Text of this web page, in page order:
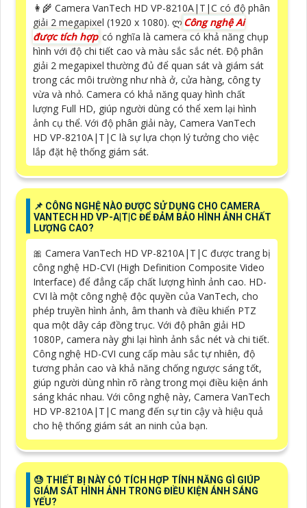
👩‍🌾 Camera VanTech HD VP-8210A|T|C có độ phân
giải 2 megapixel (1920 x 1080). ლCông nghệ Ai
được tích hợp có nghĩa là camera có khả năng chụp
hình với độ chi tiết cao và màu sắc sắc nét. Độ phân
giải 2 megapixel thường đủ để quan sát và giám sát
trong các môi trường như nhà ở, cửa hàng, công ty
vừa và nhỏ. Camera có khả năng quay hình chất
lượng Full HD, giúp người dùng có thể xem lại hình
ảnh cụ thể. Với độ phân giải này, Camera VanTech
HD VP-8210A|T|C là sự lựa chọn lý tưởng cho việc
lắp đặt hệ thống giám sát.
📌 CÔNG NGHỆ NÀO ĐƯỢC SỬ DỤNG CHO CAMERA
VANTECH HD VP-A|T|C ĐỂ ĐẢM BẢO HÌNH ẢNH CHẤT
LƯỢNG CAO?
🎀 Camera VanTech HD VP-8210A|T|C được trang bị
công nghệ HD-CVI (High Definition Composite Video
Interface) để đẳng cấp chất lượng hình ảnh cao. HD-
CVI là một công nghệ độc quyền của VanTech, cho
phép truyền hình ảnh, âm thanh và điều khiển PTZ
qua một dây cáp đồng trục. Với độ phân giải HD
1080P, camera này ghi lại hình ảnh sắc nét và chi tiết.
Công nghệ HD-CVI cung cấp màu sắc tự nhiên, độ
tương phản cao và khả năng chống ngược sáng tốt,
giúp người dùng nhìn rõ ràng trong mọi điều kiện ánh
sáng khác nhau. Với công nghệ này, Camera VanTech
HD VP-8210A|T|C mang đến sự tin cậy và hiệu quả
cho hệ thống giám sát an ninh của bạn.
😓 THIẾT BỊ NÀY CÓ TÍCH HỢP TÍNH NĂNG GÌ GIÚP
GIÁM SÁT HÌNH ẢNH TRONG ĐIỀU KIỆN ÁNH SÁNG
YẾU?